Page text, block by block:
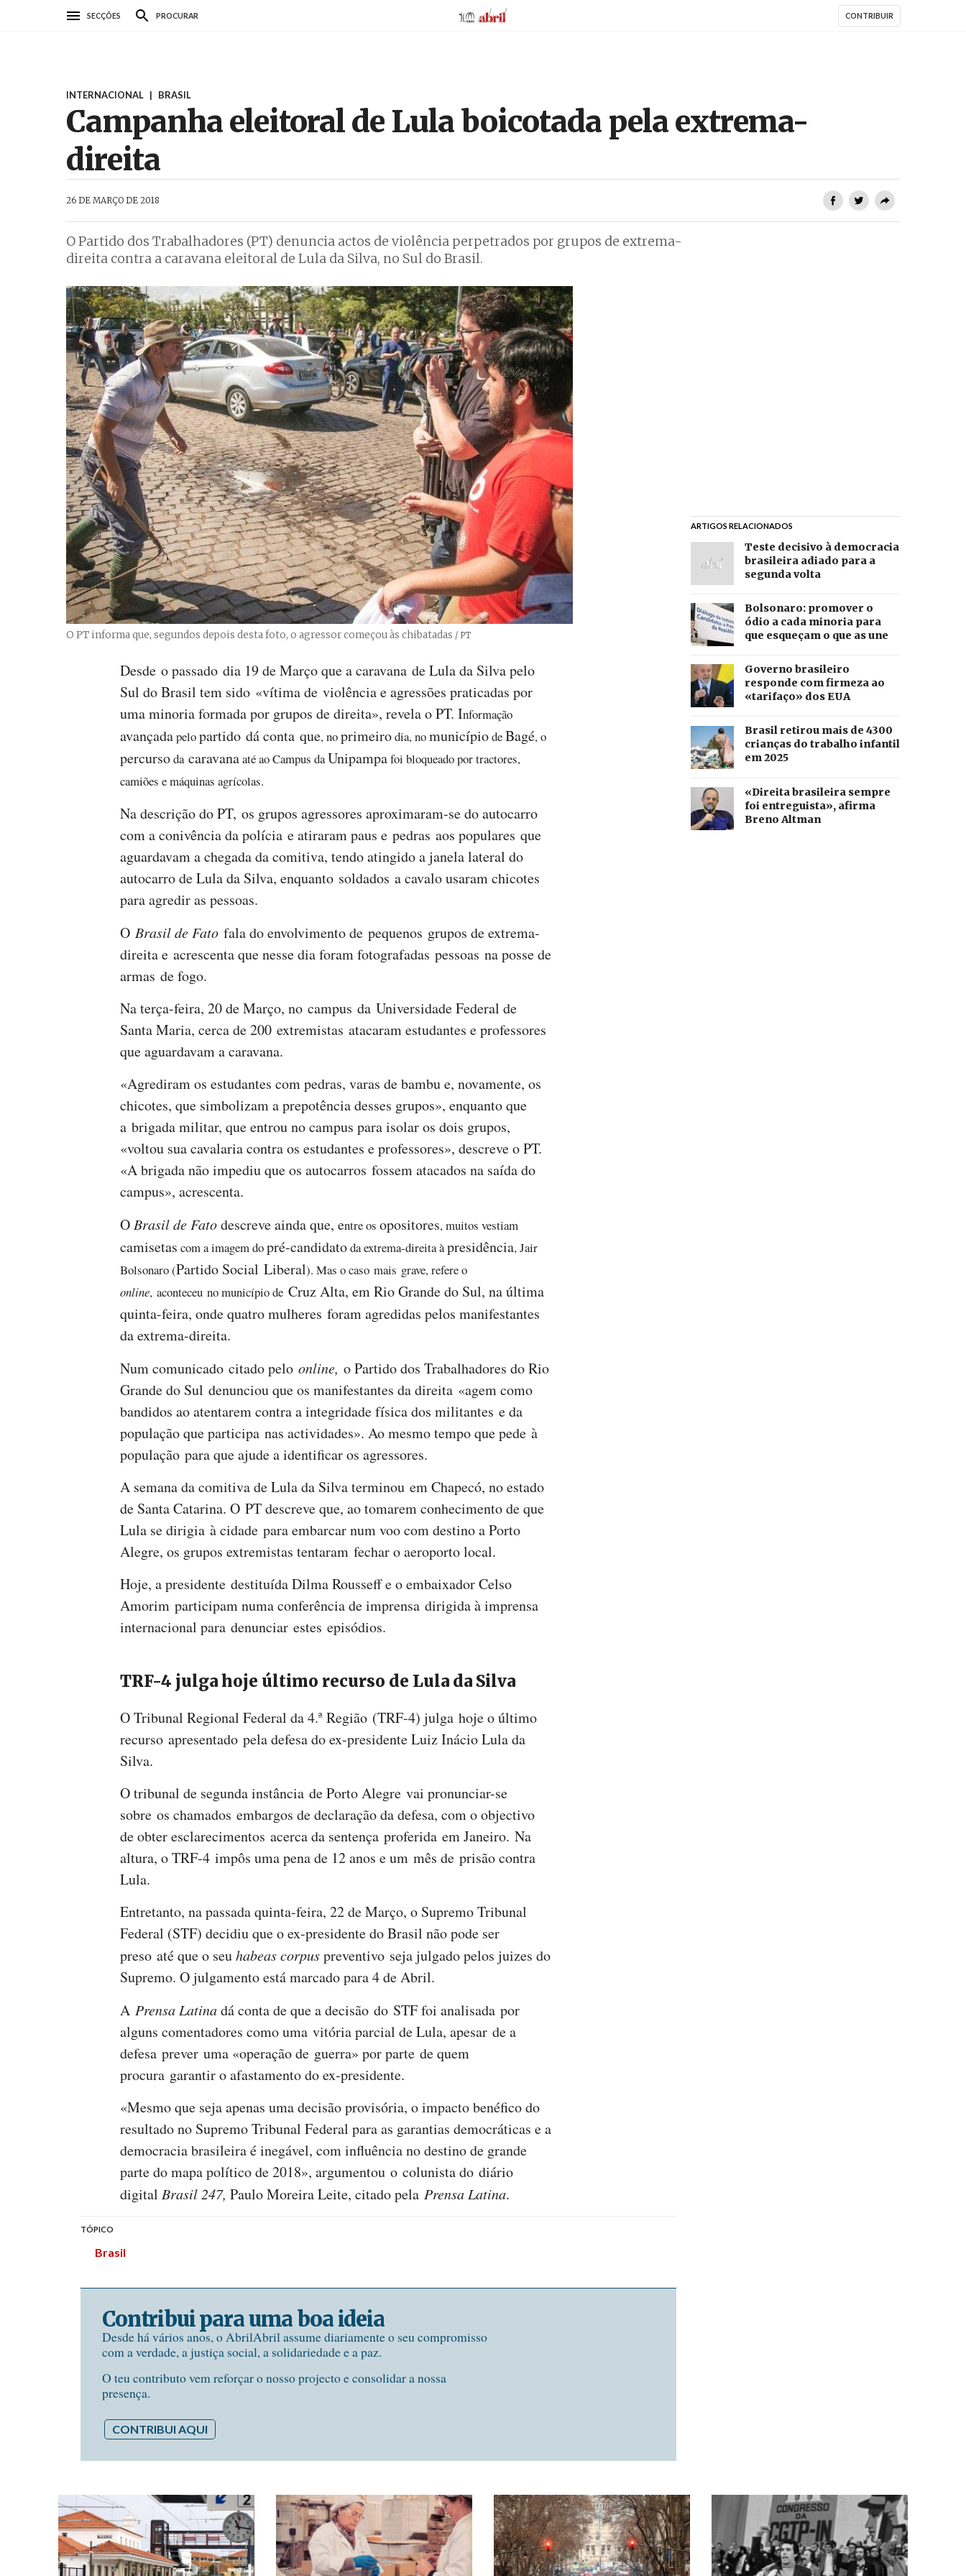
SECÇÕES PROCURAR AbrilAbril CONTRIBUIR
INTERNACIONAL | BRASIL
Campanha eleitoral de Lula boicotada pela extrema-
direita
26 DE MARÇO DE 2018
O Partido dos Trabalhadores (PT) denuncia actos de violência perpetrados por grupos de extrema-
direita contra a caravana eleitoral de Lula da Silva, no Sul do Brasil.
O PT informa que, segundos depois desta foto, o agressor começou às chibatadas Créditos
/ PT
Desde o passado dia 19 de Março que a caravana de Lula da Silva pelo
Sul do Brasil tem sido «vítima de violência e agressões praticadas por
uma minoria formada por grupos de direita», revela o PT. Informação
avançadapelopartido dá conta que, noprimeirodia, nomunicípiodeBagé, o
percursoda caravanaaté ao Campus daUnipampafoi bloqueado por tractores,
camiões e máquinas agrícolas.
Na descrição do PT, os grupos agressores aproximaram-se do autocarro
com a conivência da polícia e atiraram paus e pedras aos populares que
aguardavam a chegada da comitiva, tendo atingido a janela lateral do
autocarro de Lula da Silva, enquanto soldados a cavalo usaram chicotes
para agredir as pessoas.
O Brasil de Fato fala do envolvimento de pequenos grupos de extrema-
direita e acrescenta que nesse dia foram fotografadas pessoas na posse de
armas de fogo.
Na terça-feira, 20 de Março, no campus da Universidade Federal de
Santa Maria, cerca de 200 extremistas atacaram estudantes e professores
que aguardavam a caravana.
«Agrediram os estudantes com pedras, varas de bambu e, novamente, os
chicotes, que simbolizam a prepotência desses grupos», enquanto que
a brigada militar, que entrou no campus para isolar os dois grupos,
«voltou sua cavalaria contra os estudantes e professores», descreve o PT.
«A brigada não impediu que os autocarros fossem atacados na saída do
campus», acrescenta.
OBrasil de Fatodescreve ainda que, entreos opositores, muitos vestiam
camisetas com a imagem dopré-candidatoda extrema-direita àpresidência, Jair
Bolsonaro (Partido Social Liberal). Mas o caso mais grave, refere o
online, aconteceu no município de Cruz Alta, em Rio Grande do Sul, na última
quinta-feira, onde quatro mulheres foram agredidas pelos manifestantes
da extrema-direita.
Num comunicado citado pelo online, o Partido dos Trabalhadores do Rio
Grande do Sul denunciou que os manifestantes da direita «agem como
bandidos ao atentarem contra a integridade física dos militantes e da
população que participa nas actividades». Ao mesmo tempo que pede à
população para que ajude a identificar os agressores.
A semana da comitiva de Lula da Silva terminou em Chapecó, no estado
de Santa Catarina. O PT descreve que, ao tomarem conhecimento de que
Lula se dirigia à cidade para embarcar num voo com destino a Porto
Alegre, os grupos extremistas tentaram fechar o aeroporto local.
Hoje, a presidente destituída Dilma Rousseff e o embaixador Celso
Amorim participam numa conferência de imprensa dirigida à imprensa
internacional para denunciar estes episódios.
TRF-4 julga hoje último recurso de Lula da Silva
O Tribunal Regional Federal da 4.ª Região (TRF-4) julga hoje o último
recurso apresentado pela defesa do ex-presidente Luiz Inácio Lula da
Silva.
O tribunal de segunda instância de Porto Alegre vai pronunciar-se
sobre os chamados embargos de declaração da defesa, com o objectivo
de obter esclarecimentos acerca da sentença proferida em Janeiro. Na
altura, o TRF-4 impôs uma pena de 12 anos e um mês de prisão contra
Lula.
Entretanto, na passada quinta-feira, 22 de Março, o Supremo Tribunal
Federal (STF) decidiu que o ex-presidente do Brasil não pode ser
preso até que o seuhabeas corpuspreventivo seja julgado pelos juizes do
Supremo. O julgamento está marcado para 4 de Abril.
A Prensa Latinadá conta de que a decisão do STF foi analisada por
alguns comentadores como uma vitória parcial de Lula, apesar de a
defesa prever uma «operação de guerra» por parte de quem
procura garantir o afastamento do ex-presidente.
«Mesmo que seja apenas uma decisão provisória, o impacto benéfico do
resultado no Supremo Tribunal Federal para as garantias democráticas e a
democracia brasileira é inegável, com influência no destino de grande
parte do mapa político de 2018», argumentou o colunista do diário
digital Brasil 247, Paulo Moreira Leite, citado pela Prensa Latina.
TÓPICO
Brasil
Contribui para uma boa ideia
Desde há vários anos, o AbrilAbril assume diariamente o seu compromisso
com a verdade, a justiça social, a solidariedade e a paz.
O teu contributo vem reforçar o nosso projecto e consolidar a nossa
presença.
CONTRIBUI AQUI
ARTIGOS RELACIONADOS
Teste decisivo à democracia
brasileira adiado para a
segunda volta
Bolsonaro: promover o
ódio a cada minoria para
que esqueçam o que as une
Governo brasileiro
responde com firmeza ao
«tarifaço» dos EUA
Brasil retirou mais de 4300
crianças do trabalho infantil
em 2025
«Direita brasileira sempre
foi entreguista», afirma
Breno Altman